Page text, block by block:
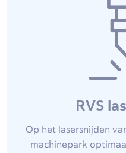
RVS
Op het lasersnijden
machinepark